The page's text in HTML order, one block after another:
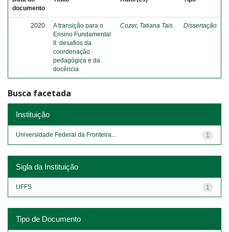
documento
2020
A transição para o
Ensino Fundamental
II: desafios da
coordenação
pedagógica e da
docência
Cozer, Tatiana Tais Dissertação
Busca facetada
Instituição
1
Universidade Federal da Fronteira...
Sigla da Instituição
1
UFFS
Tipo de Documento